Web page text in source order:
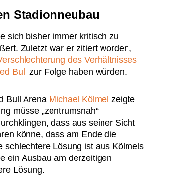
Stadionneubau
sich bisher immer kritisch zu
Zuletzt war er zitiert worden,
des Verhältnisses
Bull
zur Folge haben würden.
Bull Arena Michael Kölmel zeigte
müsse „zentrumsnah“
dass aus seiner Sicht
könne, dass am Ende die
schlechtere Lösung ist aus Kölmels
ein Ausbau am derzeitigen
Lösung.